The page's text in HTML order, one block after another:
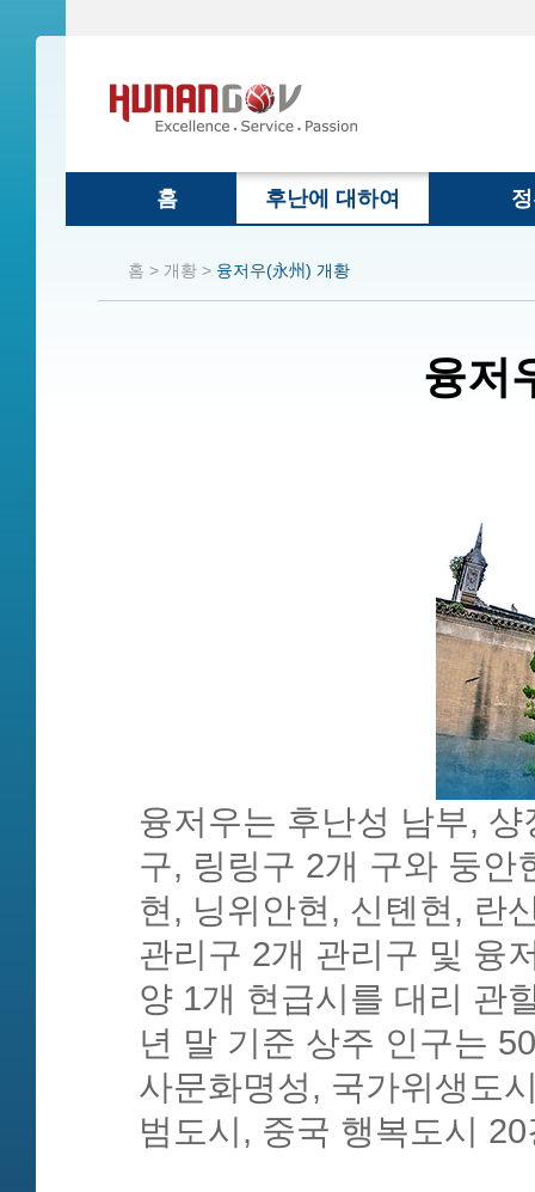
홈 후난에 대하여
홈 > 개황 > 융저우(永州) 개황
융저
융저우는 후난성 남부,
구, 링링구 2개 구와 둥안
현, 닝위안현, 신톈현, 란
관리구 2개 관리구 및 융
양 1개 현급시를 대리 관
년 말 기준 상주 인구는
사문화명성, 국가위생도
범도시, 중국 행복도시